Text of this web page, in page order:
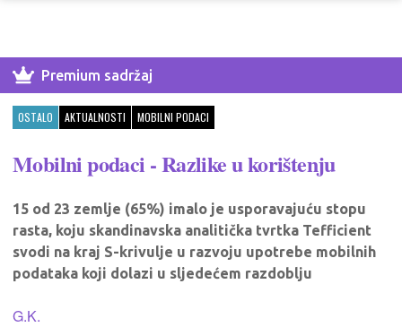
Premium sadržaj
OSTALO AKTUALNOSTI MOBILNI PODACI
Mobilni podaci - Razlike u korištenju
15 od 23 zemlje (65%) imalo je usporavajuću stopu
rasta, koju skandinavska analitička tvrtka Tefficient
svodi na kraj S-krivulje u razvoju upotrebe mobilnih
podataka koji dolazi u sljedećem razdoblju
G.K.